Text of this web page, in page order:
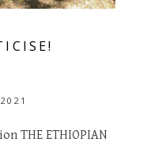
THE ETHIOPIAN